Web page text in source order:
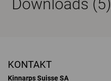
Downloads (5)
KONTAKT
Kinnarps Suisse SA